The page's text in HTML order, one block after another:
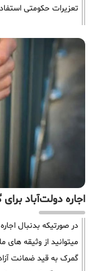
تعزیرات حکومتی
اجاره دولت‌آباد
در صورتیکه بدنبال
میتوانید از وثیقه های
گمرک به قید ضمانت آزاد